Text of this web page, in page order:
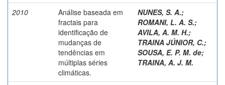
2010
Análise baseada em
fractais para
identificação de
mudanças de
tendências em
múltiplas séries
climáticas.
NUNES, S. A.;
ROMANI, L. A. S.;
AVILA, A. M. H.;
TRAINA JÚNIOR, C.;
SOUSA, E. P. M. de;
TRAINA, A. J. M.